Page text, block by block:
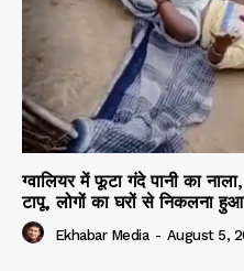
ग्वालियर में फूटा गंदे पानी का
टापू, लोगों का घरों से निकलना
Ekhabar Media - August 5,